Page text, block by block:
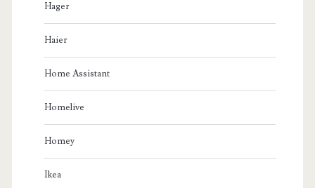
Hager
Haier
Home Assistant
Homelive
Homey
Ikea